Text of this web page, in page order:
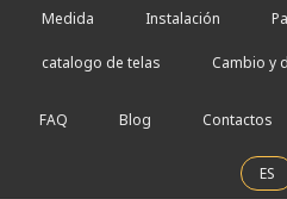
Medida Instalación
catalogo de telas Cambio y
FAQ Blog Contactos
ES